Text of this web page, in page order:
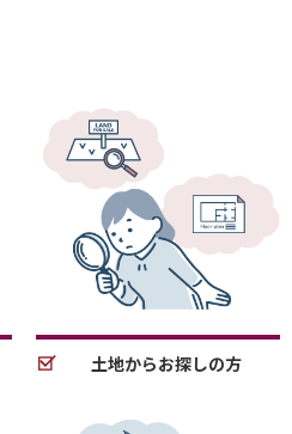
土地からお探しの方